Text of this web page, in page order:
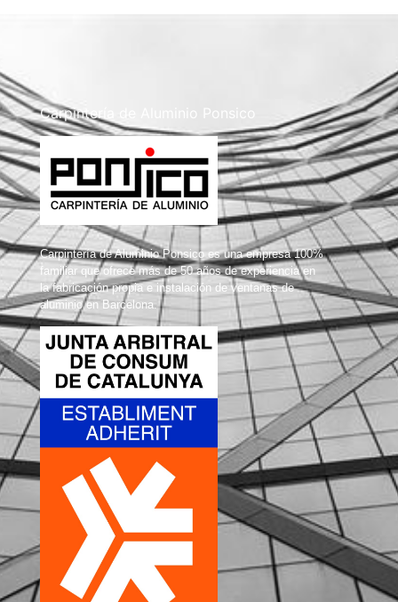
Carpintería de Aluminio Ponsico
Carpintería de Aluminio Ponsico es una empresa 100%
familiar que ofrece más de 50 años de experiencia en
la fabricación propia e instalación de ventanas de
aluminio en Barcelona.